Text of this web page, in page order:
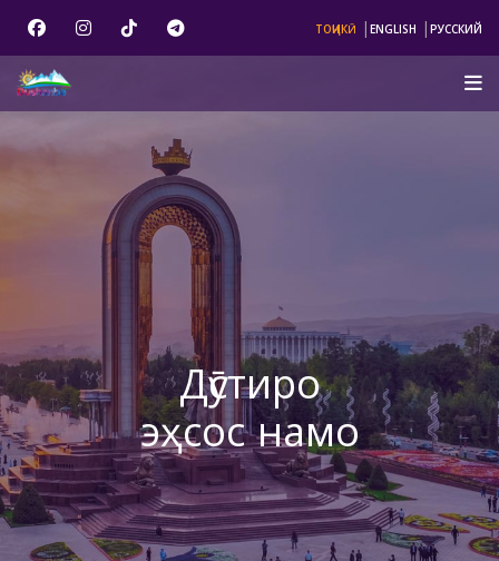
ТОҶИКӢ | ENGLISH | РУССКИЙ
Дӯстиро
эҳсос намо